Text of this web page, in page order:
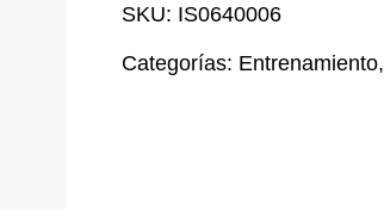
SKU: IS0640006
Categorías: Entrenamiento,